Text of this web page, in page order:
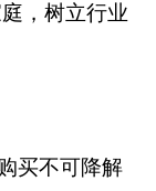
，树立行业
买不可降解